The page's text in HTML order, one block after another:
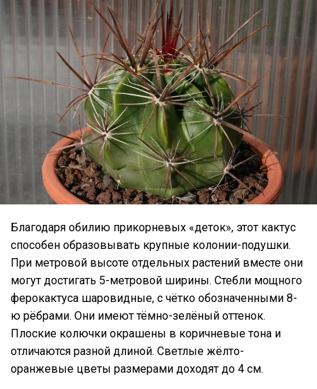
Благодаря обилию прикорневых «деток», этот кактус
способен образовывать крупные колонии-подушки.
При метровой высоте отдельных растений вместе они
могут достигать 5-метровой ширины. Стебли мощного
ферокактуса шаровидные, с чётко обозначенными 8-
ю рёбрами. Они имеют тёмно-зелёный оттенок.
Плоские колючки окрашены в коричневые тона и
отличаются разной длиной. Светлые жёлто-
оранжевые цветы размерами доходят до 4 см.